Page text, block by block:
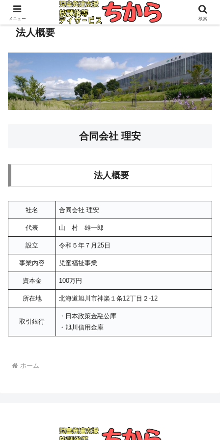
法人概要
合同会社 理安
法人概要
社名 合同会社 理安
代表 山 村 雄一郎
設立 令和５年７月25日
事業内容 児童福祉事業
資本金 100万円
所在地 北海道旭川市神楽１条12丁目２-12
取引銀行
・日本政策金融公庫
・旭川信用金庫
ホーム
メニュー 検索